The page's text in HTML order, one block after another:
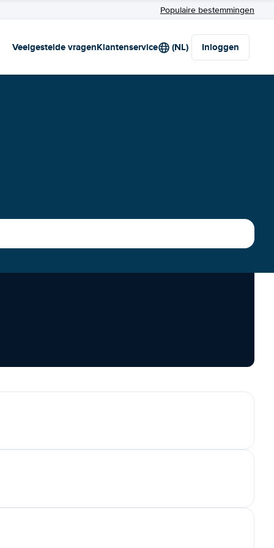
Populaire bestemmingen
Veelgestelde vragenKlantenservice (NL) Inloggen